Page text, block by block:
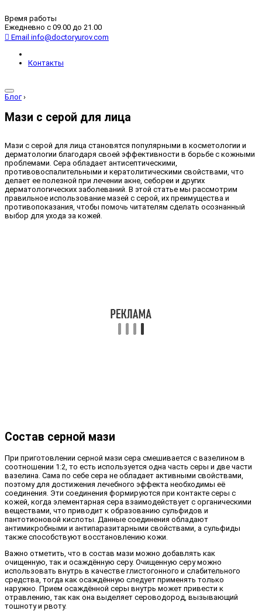
Время работы
Ежедневно с 09.00 до 21.00
Email info@doctoryurov.com
Контакты
Блог ›
Мази с серой для лица
Мази с серой для лица становятся популярными в косметологии и
дерматологии благодаря своей эффективности в борьбе с кожными
проблемами. Сера обладает антисептическими,
противовоспалительными и кератолитическими свойствами, что
делает ее полезной при лечении акне, себореи и других
дерматологических заболеваний. В этой статье мы рассмотрим
правильное использование мазей с серой, их преимущества и
противопоказания, чтобы помочь читателям сделать осознанный
выбор для ухода за кожей.
Состав серной мази
При приготовлении серной мази сера смешивается с вазелином в
соотношении 1:2, то есть используется одна часть серы и две части
вазелина. Сама по себе сера не обладает активными свойствами,
поэтому для достижения лечебного эффекта необходимы её
соединения. Эти соединения формируются при контакте серы с
кожей, когда элементарная сера взаимодействует с органическими
веществами, что приводит к образованию сульфидов и
пантотионовой кислоты. Данные соединения обладают
антимикробными и антипаразитарными свойствами, а сульфиды
также способствуют восстановлению кожи.
Важно отметить, что в состав мази можно добавлять как
очищенную, так и осаждённую серу. Очищенную серу можно
использовать внутрь в качестве глистогонного и слабительного
средства, тогда как осаждённую следует применять только
наружно. Прием осаждённой серы внутрь может привести к
отравлению, так как она выделяет сероводород, вызывающий
тошноту и рвоту.